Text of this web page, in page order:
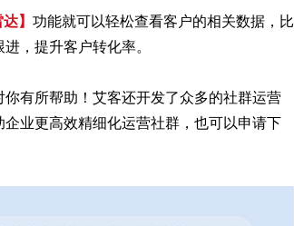
】 功能就可以轻松查看客户的相关数据，比
，提升客户转化率。
有所帮助！艾客还开发了众多的社群运营
业更高效精细化运营社群，也可以申请下